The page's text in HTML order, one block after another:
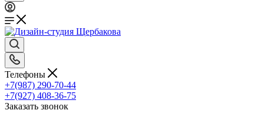
Телефоны
+7(987) 290-70-44
+7(927) 408-36-75
Заказать звонок